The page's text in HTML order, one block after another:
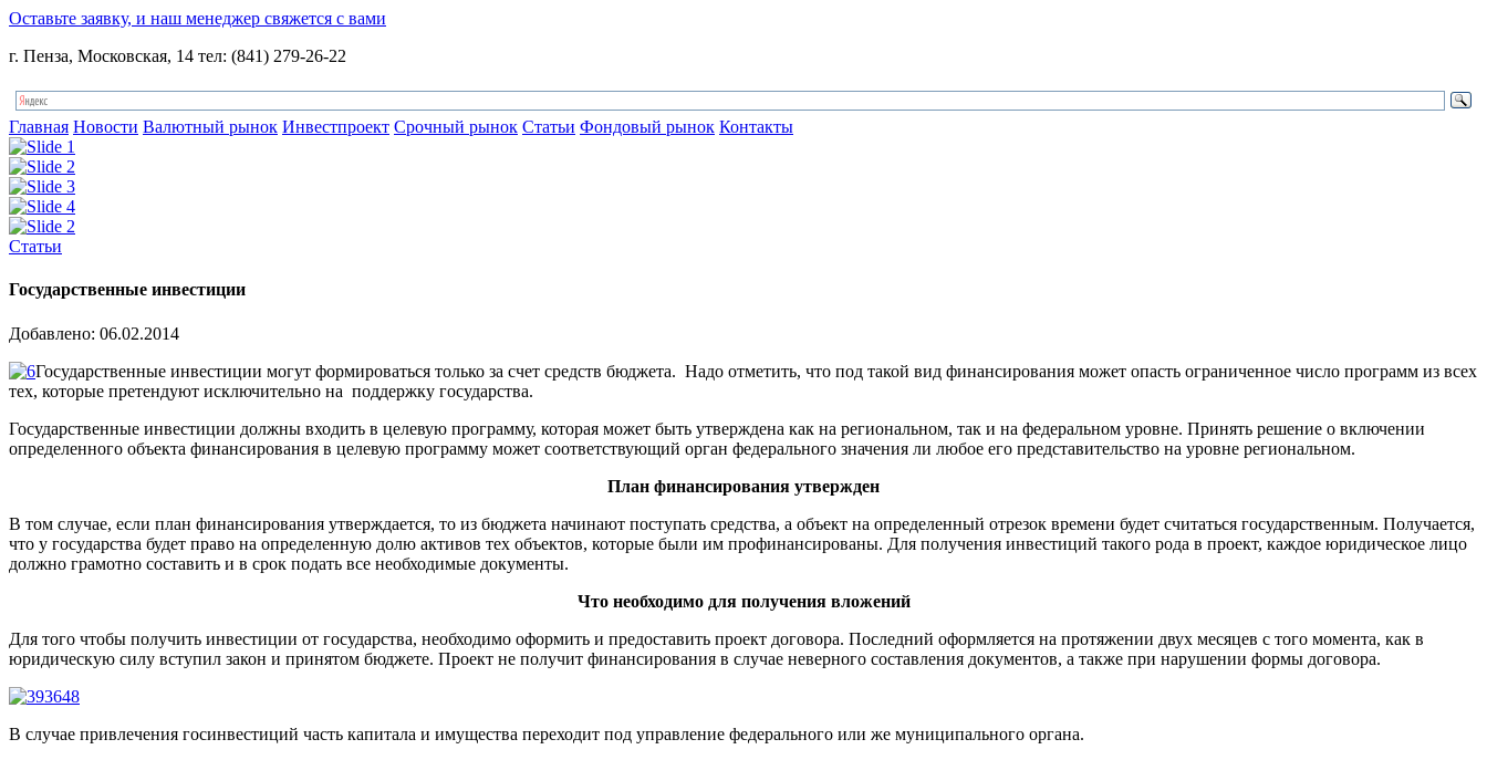
Оставьте заявку, и наш менеджер свяжется с вами
г. Пенза, Московская, 14 тел: (841) 279-26-22
Главная Новости Валютный рынок Инвестпроект Срочный рынок Статьи Фондовый рынок Контакты
Статьи
Государственные инвестиции
Добавлено: 06.02.2014
Государственные инвестиции могут формироваться только за счет средств бюджета. Надо отметить, что под такой вид финансирования может опасть ограниченное число программ из всех
тех, которые претендуют исключительно на поддержку государства.
Государственные инвестиции должны входить в целевую программу, которая может быть утверждена как на региональном, так и на федеральном уровне. Принять решение о включении
определенного объекта финансирования в целевую программу может соответствующий орган федерального значения ли любое его представительство на уровне региональном.
План финансирования утвержден
В том случае, если план финансирования утверждается, то из бюджета начинают поступать средства, а объект на определенный отрезок времени будет считаться государственным. Получается,
что у государства будет право на определенную долю активов тех объектов, которые были им профинансированы. Для получения инвестиций такого рода в проект, каждое юридическое лицо
должно грамотно составить и в срок подать все необходимые документы.
Что необходимо для получения вложений
Для того чтобы получить инвестиции от государства, необходимо оформить и предоставить проект договора. Последний оформляется на протяжении двух месяцев с того момента, как в
юридическую силу вступил закон и принятом бюджете. Проект не получит финансирования в случае неверного составления документов, а также при нарушении формы договора.
В случае привлечения госинвестиций часть капитала и имущества переходит под управление федерального или же муниципального органа.